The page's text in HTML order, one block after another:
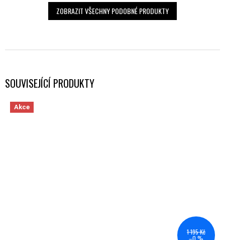
SOUVISEJÍCÍ PRODUKTY
Akce
1 195 Kč
ZOBRAZIT VŠECHNY PODOBNÉ PRODUKTY